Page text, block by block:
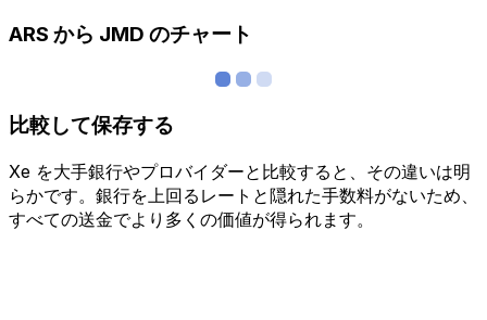
ARS から JMD のチャート
比較して保存する
Xe を大手銀行やプロバイダーと比較すると、その違いは明
らかです。銀行を上回るレートと隠れた手数料がないため、
すべての送金でより多くの価値が得られます。